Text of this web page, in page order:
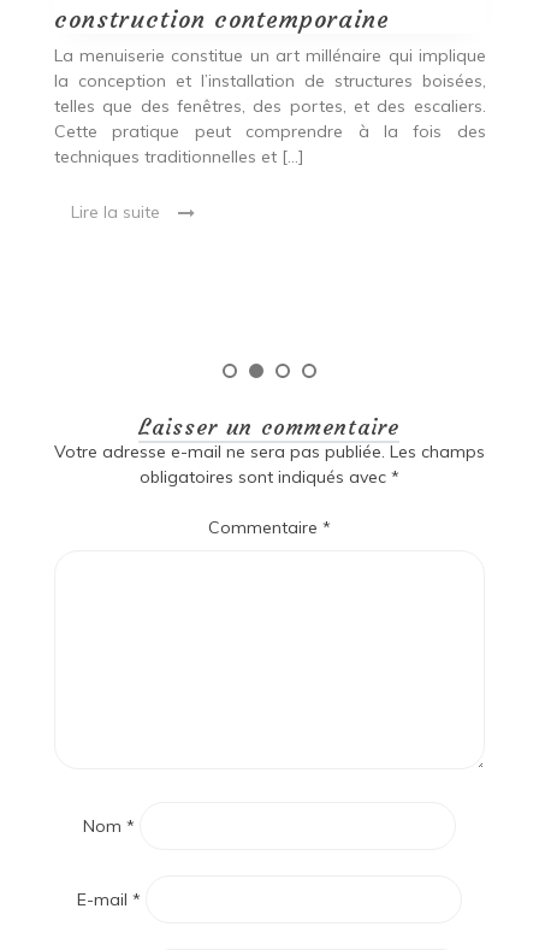
construction contemporaine
La menuiserie constitue un art millénaire qui implique
la conception et l’installation de structures boisées,
telles que des fenêtres, des portes, et des escaliers.
Cette pratique peut comprendre à la fois des
techniques traditionnelles et […]
Lire la suite
Laisser un commentaire
Votre adresse e-mail ne sera pas publiée. Les champs
obligatoires sont indiqués avec *
Commentaire *
Nom *
E-mail *